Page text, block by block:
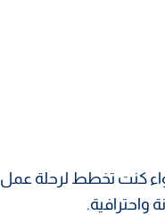
كنت تخطط لرحلة عمل
واحترافية.